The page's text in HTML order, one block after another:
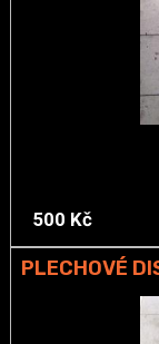
500 Kč
PLECHOVÉ